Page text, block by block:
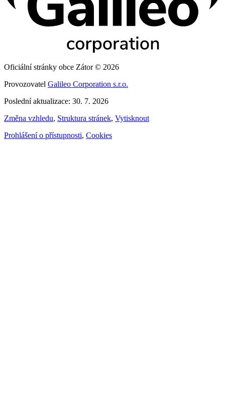
Oficiální stránky obce Zátor © 2026
Provozovatel Galileo Corporation s.r.o.
Poslední aktualizace: 30. 7. 2026
Změna vzhledu, Struktura stránek, Vytisknout
Prohlášení o přístupnosti, Cookies